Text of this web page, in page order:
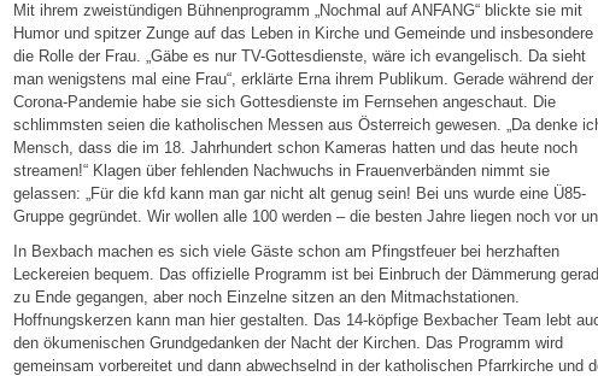
Mit ihrem zweistündigen Bühnenprogramm „Nochmal auf ANFANG“ blickte sie mit
Humor und spitzer Zunge auf das Leben in Kirche und Gemeinde und insbesondere
die Rolle der Frau. „Gäbe es nur TV-Gottesdienste, wäre ich evangelisch. Da sieht
man wenigstens mal eine Frau“, erklärte Erna ihrem Publikum. Gerade während der
Corona-Pandemie habe sie sich Gottesdienste im Fernsehen angeschaut. Die
schlimmsten seien die katholischen Messen aus Österreich gewesen. „Da denke
Mensch, dass die im 18. Jahrhundert schon Kameras hatten und das heute noch
streamen!“ Klagen über fehlenden Nachwuchs in Frauenverbänden nimmt sie
gelassen: „Für die kfd kann man gar nicht alt genug sein! Bei uns wurde eine Ü85-
Gruppe gegründet. Wir wollen alle 100 werden – die besten Jahre liegen noch vor
In Bexbach machen es sich viele Gäste schon am Pfingstfeuer bei herzhaften
Leckereien bequem. Das offizielle Programm ist bei Einbruch der Dämmerung
zu Ende gegangen, aber noch Einzelne sitzen an den Mitmachstationen.
Hoffnungskerzen kann man hier gestalten. Das 14-köpfige Bexbacher Team lebt
den ökumenischen Grundgedanken der Nacht der Kirchen. Das Programm wird
gemeinsam vorbereitet und dann abwechselnd in der katholischen Pfarrkirche und